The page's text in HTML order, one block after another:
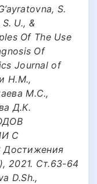
S.
U., &
Of The Use
Of
Journal of
Н.М.,
М.С.,
Д.К.
С
2021. Ст.63-64
D.Sh.,